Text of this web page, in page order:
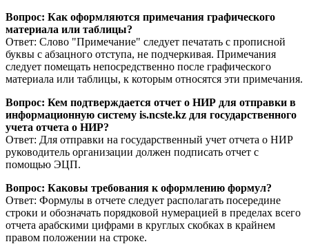
Вопрос: Как оформляются примечания графического
материала или таблицы?
Ответ: Слово "Примечание" следует печатать с прописной
буквы с абзацного отступа, не подчеркивая. Примечания
следует помещать непосредственно после графического
материала или таблицы, к которым относятся эти примечания.
Вопрос: Кем подтверждается отчет о НИР для отправки в
информационную систему is.ncste.kz для государственного
учета отчета о НИР?
Ответ: Для отправки на государственный учет отчета о НИР
руководитель организации должен подписать отчет с
помощью ЭЦП.
Вопрос: Каковы требования к оформлению формул?
Ответ: Формулы в отчете следует располагать посередине
строки и обозначать порядковой нумерацией в пределах всего
отчета арабскими цифрами в круглых скобках в крайнем
правом положении на строке.